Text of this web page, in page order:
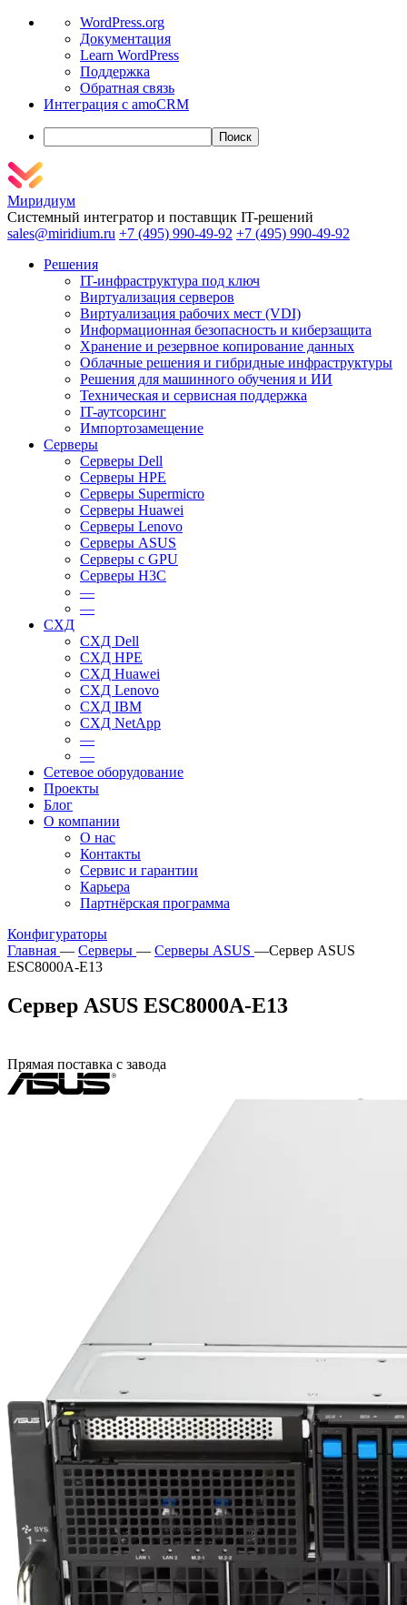
WordPress
WordPress.org
Документация
Learn WordPress
Поддержка
Обратная связь
Интеграция с amoCRM
Поиск
Миридиум
Системный интегратор и поставщик IT-решений
sales@miridium.ru +7 (495) 990-49-92 +7 (495) 990-49-92
Решения
IT-инфраструктура под ключ
Виртуализация серверов
Виртуализация рабочих мест (VDI)
Информационная безопасность и киберзащита
Хранение и резервное копирование данных
Облачные решения и гибридные инфраструктуры
Решения для машинного обучения и ИИ
Техническая и сервисная поддержка
IT-аутсорсинг
Импортозамещение
Серверы
Серверы Dell
Серверы HPE
Серверы Supermicro
Серверы Huawei
Серверы Lenovo
Серверы ASUS
Серверы c GPU
Серверы H3C
—
—
СХД
СХД Dell
СХД HPE
СХД Huawei
СХД Lenovo
СХД IBM
СХД NetApp
—
—
Сетевое оборудование
Проекты
Блог
О компании
О нас
Контакты
Сервис и гарантии
Карьера
Партнёрская программа
Конфигураторы
Главная — Серверы — Серверы ASUS —Сервер ASUS
ESC8000A-E13
Сервер ASUS ESC8000A-E13
Прямая поставка с завода